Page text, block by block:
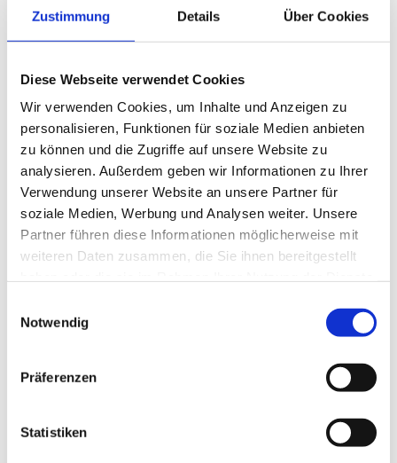
Zustimmung Details Über Cookies
Diese Webseite verwendet Cookies
Wir verwenden Cookies, um Inhalte und Anzeigen zu
personalisieren, Funktionen für soziale Medien anbieten
zu können und die Zugriffe auf unsere Website zu
analysieren. Außerdem geben wir Informationen zu Ihrer
Verwendung unserer Website an unsere Partner für
soziale Medien, Werbung und Analysen weiter. Unsere
Partner führen diese Informationen möglicherweise mit
weiteren Daten zusammen, die Sie ihnen bereitgestellt
Notwendig
Präferenzen
Statistiken
WIE LAUTEN DIE ZIMMERPREISE?
HABEN SIE FAMILIENANGEBOTE?
WIE GROSS SIND DIE BETTEN?
WELCHEN HÄRTEGRAD HABEN DIE MATRATZEN
GIBT ES EINE MINIBAR?
GIBT ES WLAN?
GIBT ES ZIMMER MIT BALKON?